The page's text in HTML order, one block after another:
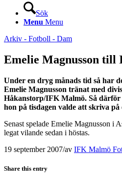
Sök
Menu Menu
Arkiv - Fotboll - Dam
Emelie Magnusson
Under en dryg månads tid så har
Emelie Magnusson tränat med
Håkanstorp/IFK Malmö. Så därför
hon på tisdagen valde att skriva
Senast spelade Emelie Magnusson i
legat vilande sedan i höstas.
19 september 2007/av IFK Malmö
Share this entry